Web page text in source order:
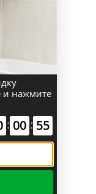
и нажмите
: 00 : 54